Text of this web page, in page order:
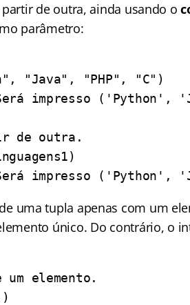
de outra, ainda usando o
parâmetro:
"Java", "PHP", "C")
impresso ('Python',
de outra.
impresso ('Python',
uma tupla apenas com um
único. Do contrário, o
elemento.